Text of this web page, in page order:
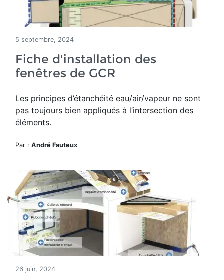
5 septembre, 2024
Fiche d'installation des
fenêtres de GCR
Les principes d’étanchéité eau/air/vapeur ne sont
pas toujours bien appliqués à l’intersection des
éléments.
Par : André Fauteux
26 juin, 2024